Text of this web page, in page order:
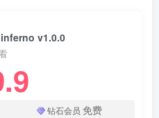
v1.0.0
钻石会员 免费